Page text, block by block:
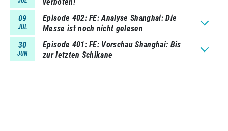
09
JUL
Episode 402 FE: Analyse Shanghai: Die
Messe ist noch nicht gelesen
30
JUN
Episode 401 FE: Vorschau Shanghai: Bis
zur letzten Schikane